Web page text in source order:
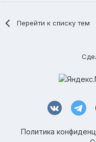
Перейти к списку тем
Политика